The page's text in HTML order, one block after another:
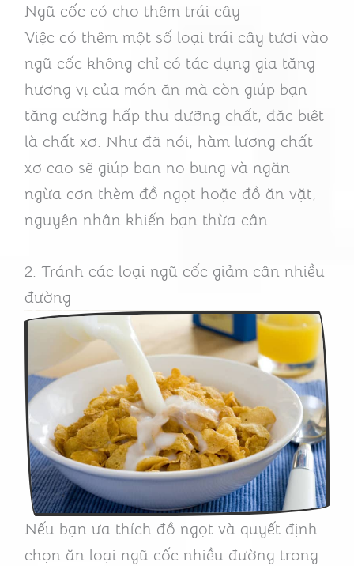
Ngũ cốc có cho thêm trái cây
Việc có thêm một số loại trái cây tươi vào
ngũ cốc không chỉ có tác dụng gia tăng
hương vị của món ăn mà còn giúp bạn
tăng cường hấp thu dưỡng chất, đặc biệt
là chất xơ. Như đã nói, hàm lượng chất
xơ cao sẽ giúp bạn no bụng và ngăn
ngừa cơn thèm đồ ngọt hoặc đồ ăn vặt,
nguyên nhân khiến bạn thừa cân.
2. Tránh các loại ngũ cốc giảm cân nhiều
đường
Nếu bạn ưa thích đồ ngọt và quyết định
chọn ăn loại ngũ cốc nhiều đường trong